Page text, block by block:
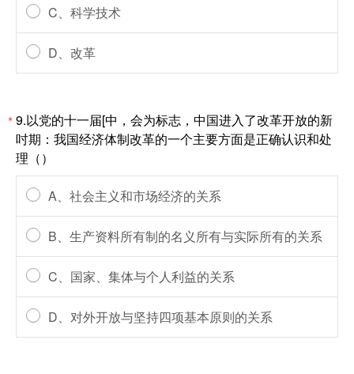
C、科学技术
D、改革
*9.以党的十一届[中，会为标志，中国进入了改革开放的新
吋期：我国经济体制改革的一个主要方面是正确认识和处
理（）
A、社会主义和市场经济的关系
B、生产资料所有制的名义所有与实际所有的关系
C、国家、集体与个人利益的关系
D、对外开放与坚持四项基本原则的关系